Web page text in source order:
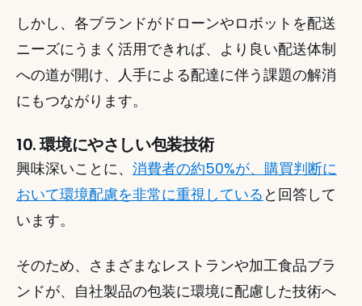
しかし、各ブランドがドローンやロボットを配送
ニーズにうまく活用できれば、より良い配送体制
への道が開け、人手による配達に伴う課題の解消
にもつながります。
10. 環境にやさしい包装技術
興味深いことに、 消費者の約50%が、購買判断に
おいて環境配慮を非常に重視している と回答して
います。
そのため、さまざまなレストランや加工食品ブラ
ンドが、自社製品の包装に環境に配慮した技術へ